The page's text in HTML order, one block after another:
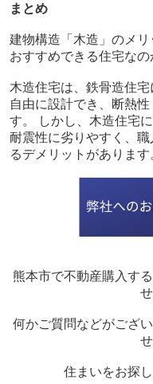
まとめ
建物構造「木造」のメ
おすすめできる住宅なの
木造住宅は、鉄骨造住
自由に設計でき、断熱
す。 しかし、木造住宅
耐震性に劣りやすく、
るデメリットがあります
熊本市で不動産購入する
何かご質問などがござ
住まいをお探